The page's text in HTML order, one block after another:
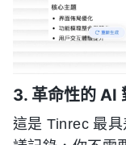
3. 革命性的 AI
這是 Tinrec 最